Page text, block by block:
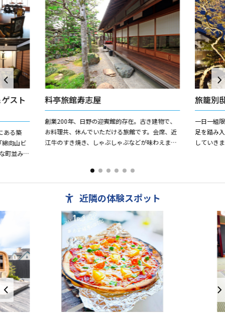
スト
ある築
綿向山ビ
町並みは
料亭旅館寿志屋
創業200年、日野の迎賓館的存在。古き建物で、
お料理共、休んでいただける旅館です。会席、近
江牛のすき焼き、しゃぶしゃぶなどが味わえま
旅籠別
一日一組
足を踏み
していき
近隣の体験スポット